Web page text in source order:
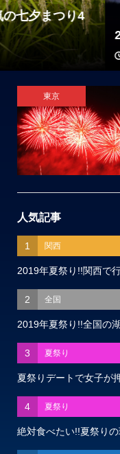
2019年夏祭り!!
東京
人気記事
1 関西
2019年夏祭り!!関西で
2 全国
2019年夏祭り!!全国の
3 夏祭り
夏祭りデートで女子が
4 夏祭り
絶対食べたい!!夏祭り